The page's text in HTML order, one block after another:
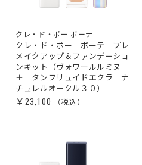
クレ・ド・ポー ボーテ
クレ・ド・ポー ボーテ プレ
メイクアップ＆ファンデーショ
ンキット（ヴォワールルミヌ
＋ タンフリュイドエクラ ナ
チュレルオークル３０）
￥23,100